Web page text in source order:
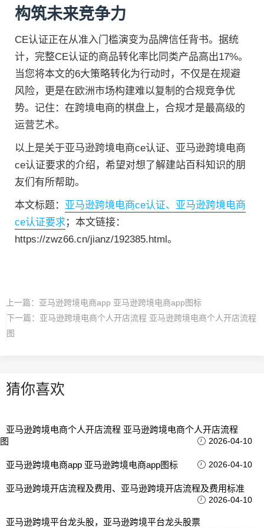
构筑未来竞争力
CE认证正在从准入门槛演变为品牌信任背书。据统
计，完整CE认证的商品转化率比同类产品高出17%。
当您将本文的6大策略转化为行动时，不仅是在规避
风险，更是在欧洲市场构建难以复制的合规竞争优
势。记住：在跨境电商的棋盘上，合规才是最高级的
运营艺术。
以上是关于亚马逊跨境电商ce认证、亚马逊跨境电商
ce认证要求的介绍，希望对想了解建站百科知识的朋
友们有所帮助。
本文标题： 亚马逊跨境电商ce认证、亚马逊跨境电商
ce认证要求；本文链接：
https://zwz66.cn/jianz/192385.html。
上一篇： 亚马逊跨境电商app 亚马逊跨境电商app图标
下一篇： 亚马逊跨境电商个人开店流程 亚马逊跨境电商个人开店流程
图
猜你喜欢
亚马逊跨境电商个人开店流程 亚马逊跨境电商个人开店流程
图
2026-04-10
亚马逊跨境电商app 亚马逊跨境电商app图标 2026-04-10
亚马逊跨境开店流程及费用、亚马逊跨境开店流程及费用标准
2026-04-10
亚马逊跨境平台龙头股，亚马逊跨境平台龙头股票